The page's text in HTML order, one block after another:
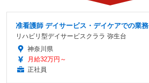
准看護師 デイサービス・デイケアでの業務
リハビリ型デイサービスクララ 弥生台
神奈川県
月給32万円～
正社員